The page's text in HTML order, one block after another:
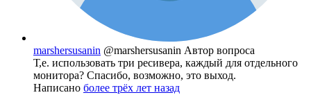
marshersusanin @marshersusanin Автор вопроса
Т,е. использовать три ресивера, каждый для отдельного
монитора? Спасибо, возможно, это выход.
Написано более трёх лет назад